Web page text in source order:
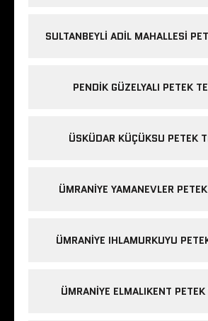
SULTANBEYLI ADIL MAHALLESI
PENDIK GÜZELYALI PETEK
ÜSKÜDAR KÜÇÜKSU PETEK
ÜMRANIYE YAMANEVLER
ÜMRANIYE IHLAMURKUYU
ÜMRANIYE ELMALIKENT